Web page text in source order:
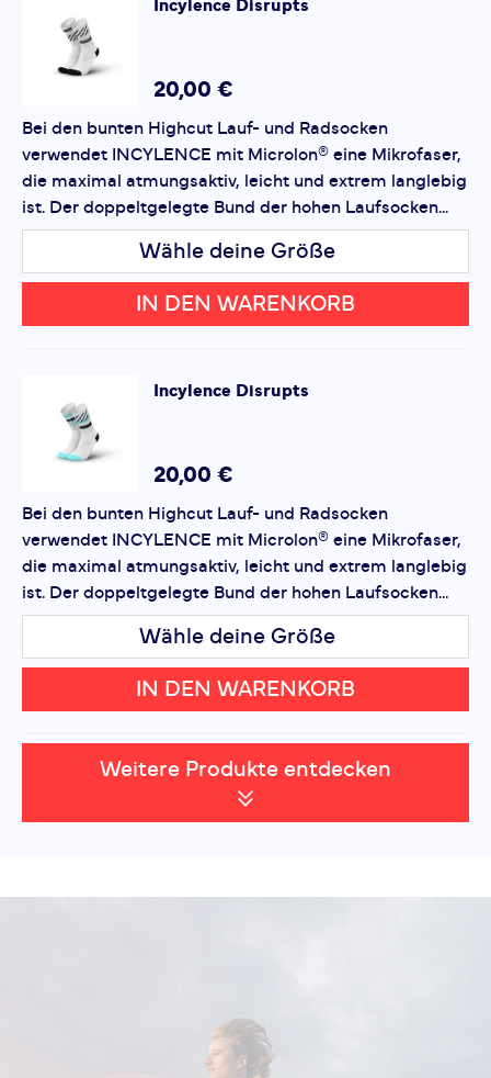
Pflichtfelder
Bewertung hinzufügen
Dieses Formular ist durch reCAPTCHA geschützt – es gelten
dieDatenschutzbestimmungen undNutzungsbedingungen
von Google.
Incylence Disrupts
20,00 €
Bei den bunten Highcut Lauf- und Radsocken
verwendet INCYLENCE mit Microlon® eine Mikrofaser,
die maximal atmungsaktiv, leicht und extrem langlebig
ist. Der doppeltgelegte Bund der hohen Laufsocken...
Wähle deine Größe
IN DEN WARENKORB
Incylence Disrupts
20,00 €
Bei den bunten Highcut Lauf- und Radsocken
verwendet INCYLENCE mit Microlon® eine Mikrofaser,
die maximal atmungsaktiv, leicht und extrem langlebig
ist. Der doppeltgelegte Bund der hohen Laufsocken...
Wähle deine Größe
IN DEN WARENKORB
Weitere Produkte entdecken